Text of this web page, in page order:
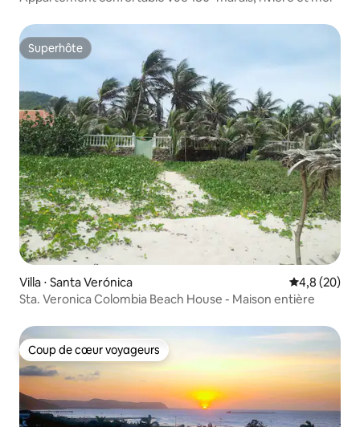
Superhôte
Superhôte
Villa ⋅ Santa Verónica Évaluation
4,8 (20)
Sta. Veronica Colombia Beach House - Maison entière
Coup de cœur voyageurs
Coup de cœur voyageurs